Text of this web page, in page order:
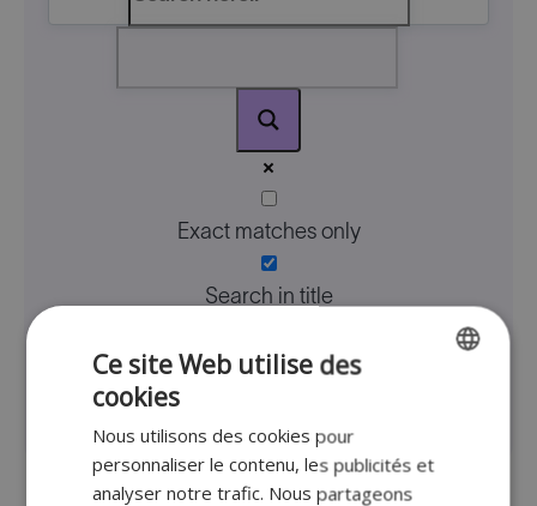
Exact matches only
Search in title
Search in content
Ce site Web utilise des
cookies
Nous utilisons des cookies pour
personnaliser le contenu, les publicités et
analyser notre trafic. Nous partageons